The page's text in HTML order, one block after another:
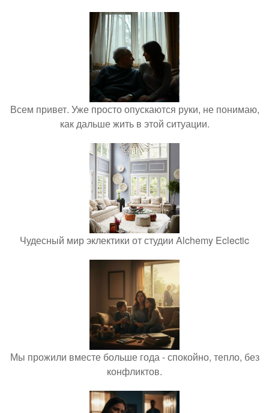
Всем привет. Уже просто опускаются руки, не понимаю,
как дальше жить в этой ситуации.
Чудесный мир эклектики от студии Alchemy Eclectic
Мы прожили вместе больше года - спокойно, тепло, без
конфликтов.